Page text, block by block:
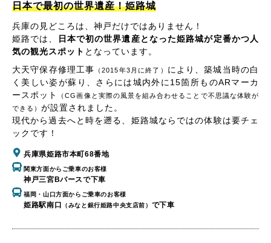
日本で最初の世界遺産！姫路城
兵庫の見どころは、神戸だけではありません！
姫路では、
日本で初の世界遺産となった姫路城が定番かつ人
気の観光スポット となっています。
大天守保存修理工事
（2015年3月に終了）
により、築城当時の白
く美しい姿が蘇り、さらには城内外に15箇所ものARマーカ
ースポット
（CG画像と実際の風景を組み合わせることで不思議な体験が
できる） が設置されました。
現代から過去へと時を遡る、姫路城ならではの体験は要チェ
ックです！
兵庫県姫路市本町68番地
関東方面からご乗車のお客様
神戸三宮Bバースで下車
福岡・山口方面からご乗車のお客様
姫路駅南口 （みなと銀行姫路中央支店前） で下車